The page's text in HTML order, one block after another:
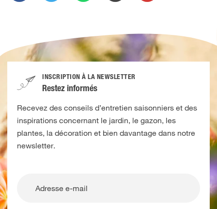
INSCRIPTION À LA NEWSLETTER
Restez informés
Recevez des conseils d’entretien saisonniers et des
inspirations concernant le jardin, le gazon, les
plantes, la décoration et bien davantage dans notre
newsletter.